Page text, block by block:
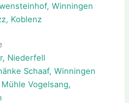
Winningen
Koblenz
Niederfell
Schaaf, Winningen
Vogelsang,